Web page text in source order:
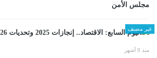
مجلس الأمن
غير مصنف
منذ 8 أشهر